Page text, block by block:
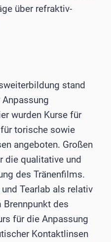
über refraktiv-
stand
wurden Kurse für
torische sowie
angeboten. Großen
die qualitative und
des Tränenfilms.
Tearlab als relativ
Brennpunkt des
für die Anpassung
Kontaktlinsen